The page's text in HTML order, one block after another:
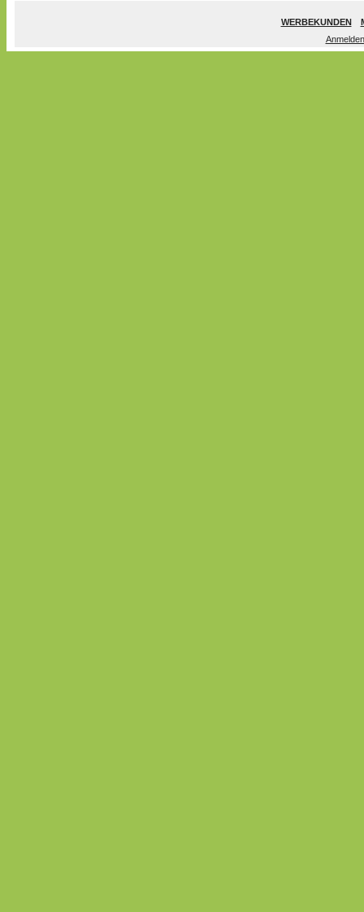
WERBEKUNDEN
Anmelden